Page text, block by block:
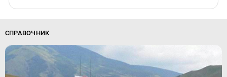
СПРАВОЧНИК